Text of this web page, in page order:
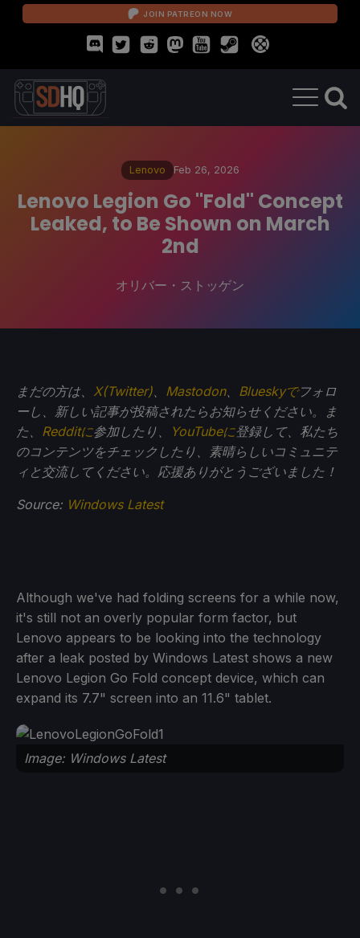
JOIN PATREON NOW
Lenovo Feb 26, 2026
Lenovo Legion Go "Fold" Concept
Leaked, to Be Shown on March
2nd
オリバー・ストッゲン
まだの方は、 X(Twitter) Mastodon、 Blueskyでフォロ
ーし、新しい記事が投稿されたらお知らせください。ま
た、 Redditに参加したり、 YouTubeに登録して、私たち
のコンテンツをチェックしたり、素晴らしいコミュニテ
ィと交流してください。応援ありがとうございました！
Source: Windows Latest
Although we've had folding screens for a while now,
it's still not an overly popular form factor, but
Lenovo appears to be looking into the technology
after a leak posted by Windows Latest shows a new
Lenovo Legion Go Fold concept device, which can
expand its 7.7" screen into an 11.6" tablet.
Image: Windows Latest